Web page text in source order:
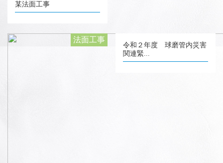
某法面工事
法面工事
令和２年度 球磨管内災害
関連緊...